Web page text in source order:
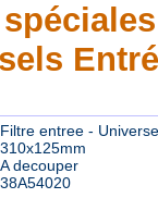
Filtre entree -
310x125mm
A decouper
38A54020